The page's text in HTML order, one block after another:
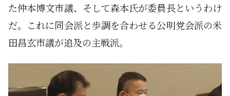
た仲本博文市議、そして森本氏が委員長というわけ
だ。これに同会派と歩調を合わせる公明党会派の米
田昌玄市議が追及の主戦派。